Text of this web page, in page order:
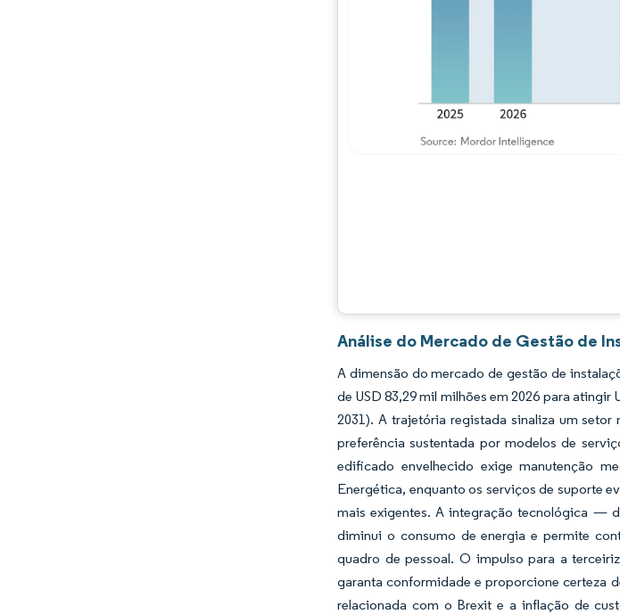
Análise do Mercado de Gestão de
A dimensão do mercado de gestão de
de USD 83,29 mil milhões em 2026 para
2031). A trajetória registada sinaliza um
preferência sustentada por modelos de
edificado envelhecido exige manutenção
Energética, enquanto os serviços de suporte
mais exigentes. A integração tecnológica —
diminui o consumo de energia e permite
quadro de pessoal. O impulso para a
garanta conformidade e proporcione certeza
relacionada com o Brexit e a inflação de